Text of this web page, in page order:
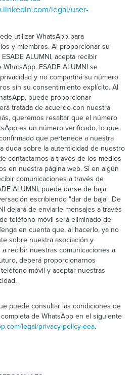
legal/user-
utilizar WhatsApp para
y miembros. Al proporcionar su
ALUMNI, acepta recibir
ESADE ALUMNI se
y no compartirá su número
sin su consentimiento explícito. Al
puede proporcionar
tratada de acuerdo con nuestra
queremos resaltar que el número
es un número verificado, lo que
que pertenece a nuestra
duda sobre la autenticidad de nuestro
contactarnos a través de los medios
en nuestra página web. Si en algún
comunicaciones a través de
ALUMNI, puede darse de baja
escribiendo "dar de baja". De
dejará de enviarle mensajes a través
teléfono móvil será eliminado de
en cuenta que, al hacerlo, ya no
sobre nuestra asociación y
recibir nuestras comunicaciones a
deberá proporcionarnos
móvil y aceptar nuestras
puede consultar las condiciones de
de WhatsApp en el siguiente
legal/privacy-policy-eea.